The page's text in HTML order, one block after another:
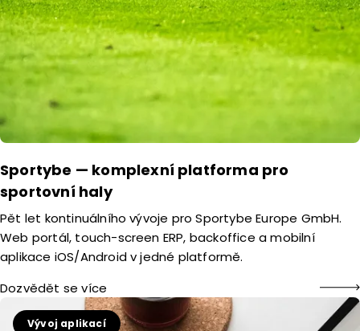
Sportybe — komplexní platforma pro
sportovní haly
Pět let kontinuálního vývoje pro Sportybe Europe GmbH.
Web portál, touch-screen ERP, backoffice a mobilní
aplikace iOS/Android v jedné platformě.
Dozvědět se více
Vývoj aplikací